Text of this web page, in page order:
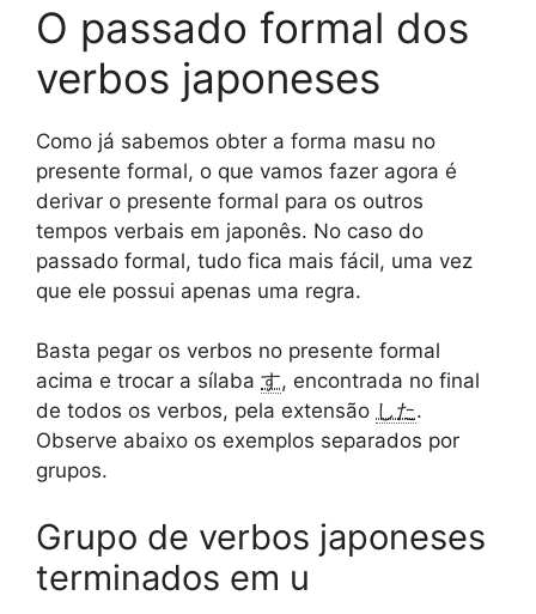
O passado formal dos
verbos japoneses
Como já sabemos obter a forma masu no
presente formal, o que vamos fazer agora é
derivar o presente formal para os outros
tempos verbais em japonês. No caso do
passado formal, tudo fica mais fácil, uma vez
que ele possui apenas uma regra.
Basta pegar os verbos no presente formal
acima e trocar a sílaba す, encontrada no final
de todos os verbos, pela extensão した.
Observe abaixo os exemplos separados por
grupos.
Grupo de verbos japoneses
terminados em u